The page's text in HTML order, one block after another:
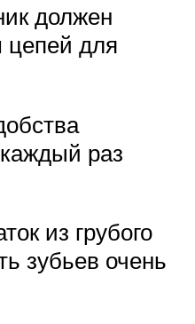
должен
цепей для
раз
из грубого
зубьев очень